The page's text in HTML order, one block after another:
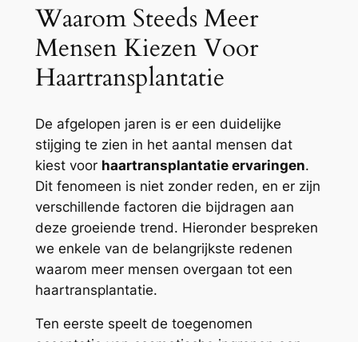
Waarom Steeds Meer
Mensen Kiezen Voor
Haartransplantatie
De afgelopen jaren is er een duidelijke
stijging te zien in het aantal mensen dat
kiest voor haartransplantatie ervaringen.
Dit fenomeen is niet zonder reden, en er zijn
verschillende factoren die bijdragen aan
deze groeiende trend. Hieronder bespreken
we enkele van de belangrijkste redenen
waarom meer mensen overgaan tot een
haartransplantatie.
Ten eerste speelt de toegenomen